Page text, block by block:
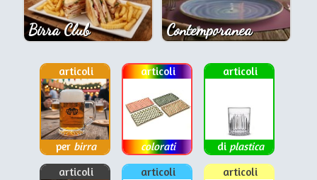
Birra Club Contemporanea
articoli
per birra
articoli
colorati
articoli
di plastica
articoli
articoli articoli